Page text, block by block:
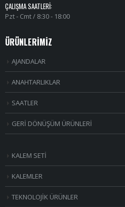
ÇALIŞMA SAATLERI:
Pzt - Cmt / 8:30 - 18:00
ÜRÜNLERİMİZ
AJANDALAR
ANAHTARLIKLAR
SAATLER
GERİ DÖNÜŞÜM ÜRÜNLERİ
KALEM SETİ
KALEMLER
TEKNOLOJİK ÜRÜNLER